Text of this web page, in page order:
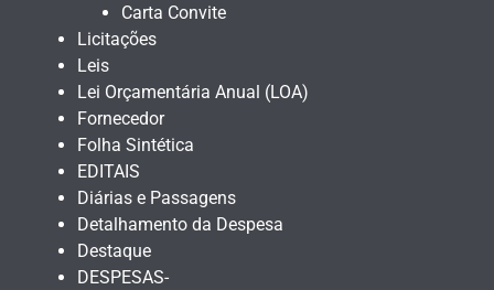
Carta Convite
Licitações
Leis
Lei Orçamentária Anual (LOA)
Fornecedor
Folha Sintética
EDITAIS
Diárias e Passagens
Detalhamento da Despesa
Destaque
DESPESAS-